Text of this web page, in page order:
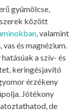
gyümölcse,
között
, valamint
és magnézium.
a szív- és
keringésjavító
érzékeny
Jótékony
de